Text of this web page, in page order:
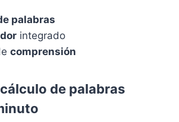
palabras
integrado
comprensión
de palabras